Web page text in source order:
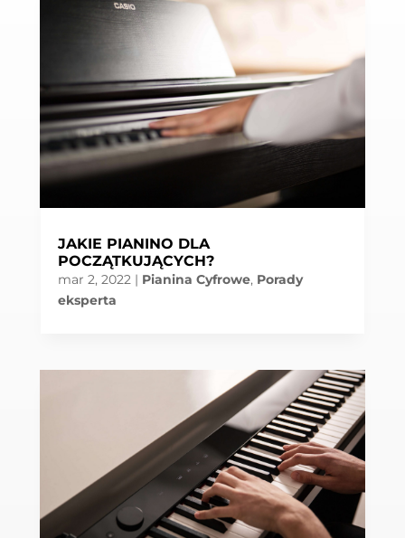
JAKIE PIANINO DLA
POCZĄTKUJĄCYCH?
mar 2, 2022| Pianina Cyfrowe, Porady
eksperta